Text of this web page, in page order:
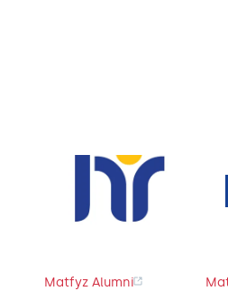
Matfyz Alumni